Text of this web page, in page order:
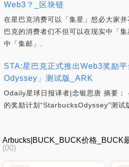
Web3？_区块链
在星巴克消费可以「集星」想必大家
巴克的消费者们不但可以在现实中「
中「集邮」.
STA:星巴克正式推出Web3奖励
Odyssey」测试版_ARK
Odaily星球日报译者|念银思唐 摘要：
的奖励计划“StarbucksOdyssey”测试
Arbucks|BUCK_BUCK价格_BUCK
(00)